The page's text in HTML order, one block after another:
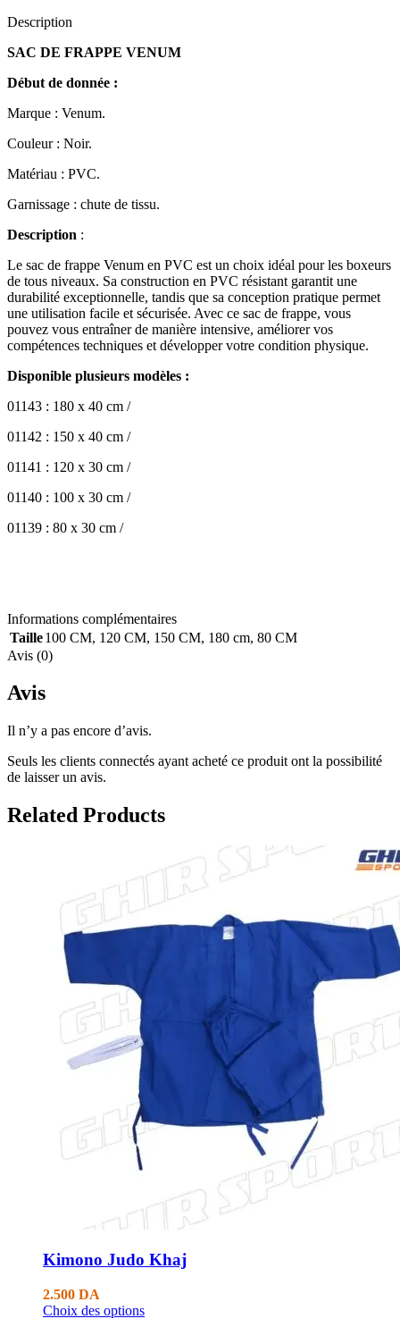
Description
SAC DE FRAPPE VENUM
Début de donnée :
Marque : Venum.
Couleur : Noir.
Matériau : PVC.
Garnissage : chute de tissu.
Description :
Le sac de frappe Venum en PVC est un choix idéal pour les boxeurs
de tous niveaux. Sa construction en PVC résistant garantit une
durabilité exceptionnelle, tandis que sa conception pratique permet
une utilisation facile et sécurisée. Avec ce sac de frappe, vous
pouvez vous entraîner de manière intensive, améliorer vos
compétences techniques et développer votre condition physique.
Disponible plusieurs modèles :
01143 : 180 x 40 cm /
01142 : 150 x 40 cm /
01141 : 120 x 30 cm /
01140 : 100 x 30 cm /
01139 : 80 x 30 cm /
Informations complémentaires
Taille100 CM, 120 CM, 150 CM, 180 cm, 80 CM
Avis (0)
Avis
Il n’y a pas encore d’avis.
Seuls les clients connectés ayant acheté ce produit ont la possibilité
de laisser un avis.
Related Products
Kimono Judo Khaj
2.500 DA
Choix des options